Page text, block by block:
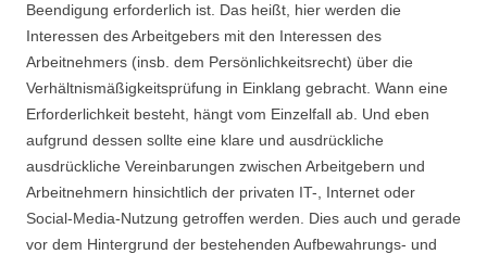
Beendigung erforderlich ist. Das heißt, hier werden die
Interessen des Arbeitgebers mit den Interessen des
Arbeitnehmers (insb. dem Persönlichkeitsrecht) über die
Verhältnismäßigkeitsprüfung in Einklang gebracht. Wann eine
Erforderlichkeit besteht, hängt vom Einzelfall ab. Und eben
aufgrund dessen sollte eine klare und ausdrückliche
ausdrückliche Vereinbarungen zwischen Arbeitgebern und
Arbeitnehmern hinsichtlich der privaten IT-, Internet oder
Social-Media-Nutzung getroffen werden. Dies auch und gerade
vor dem Hintergrund der bestehenden Aufbewahrungs- und